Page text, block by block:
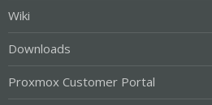
Wiki
Downloads
Proxmox Customer Portal